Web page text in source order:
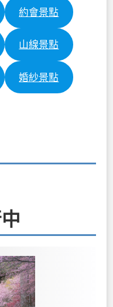
約會景點
山線景點
婚紗景點